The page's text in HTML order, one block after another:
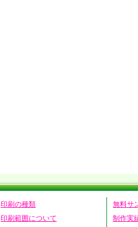
印刷の種類
印刷範囲について
無料サ
制作実